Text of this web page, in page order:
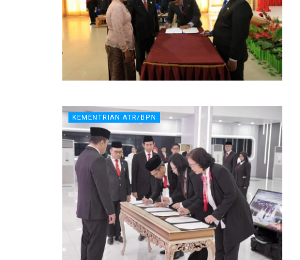
KEMENTRIAN ATR/BPN